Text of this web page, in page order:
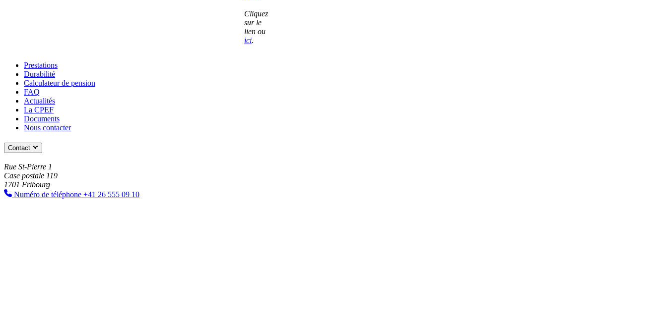
Cliquez
sur le
lien ou
ici.
Prestations
Durabilité
Calculateur de pension
FAQ
Actualités
La CPEF
Documents
Nous contacter
Contact
Rue St-Pierre 1
Case postale 119
1701 Fribourg
Numéro de téléphone +41 26 555 09 10